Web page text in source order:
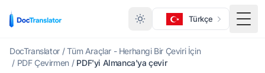
Türkçe
DocTranslator / Tüm Araçlar - Herhangi Bir Çeviri İçin
/ PDF Çevirmen / PDF'yi Almanca'ya çevir